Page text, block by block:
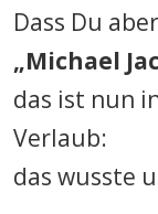
Dass Du
„Michael
das ist nun
Verlaub:
das wusste